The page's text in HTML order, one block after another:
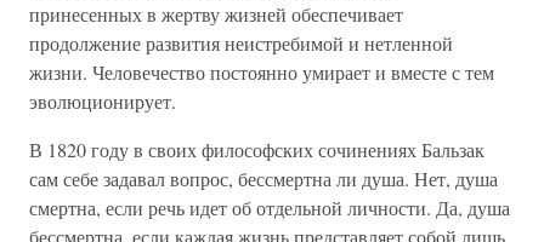
принесенных в жертву жизней обеспечивает
продолжение развития неистребимой и нетленной
жизни. Человечество постоянно умирает и вместе с тем
эволюционирует.
В 1820 году в своих философских сочинениях Бальзак
сам себе задавал вопрос, бессмертна ли душа. Нет, душа
смертна, если речь идет об отдельной личности. Да, душа
бессмертна, если каждая жизнь представляет собой лишь